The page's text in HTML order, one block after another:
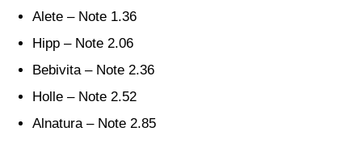
Alete – Note 1.36
Hipp – Note 2.06
Bebivita – Note 2.36
Holle – Note 2.52
Alnatura – Note 2.85